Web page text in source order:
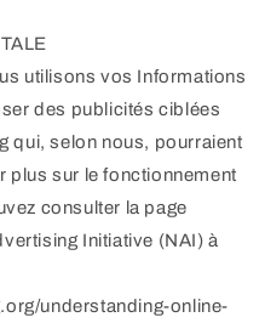
utilisons vos Informations
des publicités ciblées
qui, selon nous, pourraient
plus sur le fonctionnement
consulter la page
Initiative (NAI) à
understanding-online-